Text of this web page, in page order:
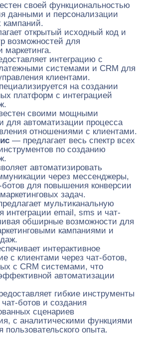
своей функциональностью
данными и персонализации
кампаний.
открытый исходный код и
возможностей для
маркетинга.
интеграцию с
системами и CRM для
клиентами.
на создании
платформ с интеграцией
своими мощными
для автоматизации процесса
отношениями с клиентами.
— предлагает весь спектр всех
по созданию
автоматизировать
через мессенджеры,
ботов для повышения конверсии
задач.
мультиканальную
интеграции email, sms и чат-
обширные возможности для
кампаниями и
интерактивное
с клиентами через чат-ботов,
с CRM системами, что
автоматизации
гибкие инструменты
ботов и создания
сценариев
с аналитическими функциями
опыта.